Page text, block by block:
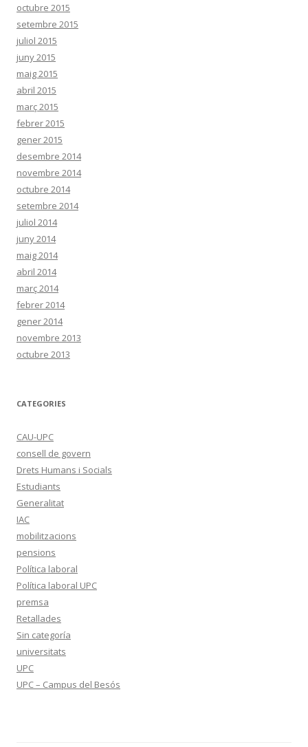
octubre 2015
setembre 2015
juliol 2015
juny 2015
maig 2015
abril 2015
març 2015
febrer 2015
gener 2015
desembre 2014
novembre 2014
octubre 2014
setembre 2014
juliol 2014
juny 2014
maig 2014
abril 2014
març 2014
febrer 2014
gener 2014
novembre 2013
octubre 2013
CATEGORIES
CAU-UPC
consell de govern
Drets Humans i Socials
Estudiants
Generalitat
IAC
mobilitzacions
pensions
Política laboral
Política laboral UPC
premsa
Retallades
Sin categoría
universitats
UPC
UPC – Campus del Besós